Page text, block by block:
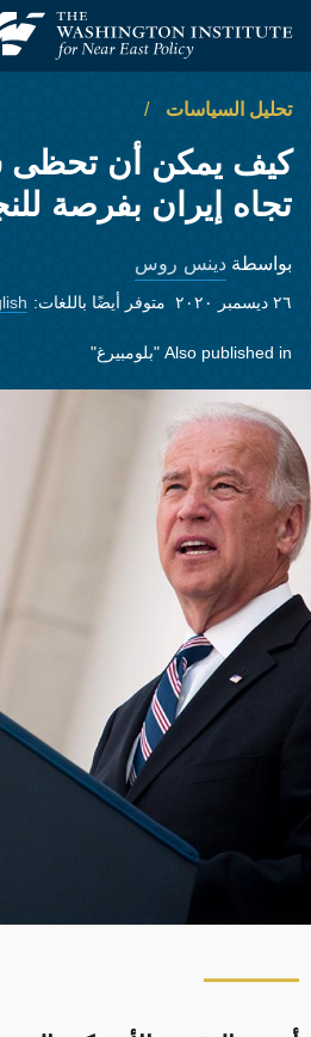
معهد واشنطن لسياسات الشرق الأدنى
تحليل السياسات
كيف يمكن أن تحظى
تجاه إيران بفرصة
بواسطة دينس روس
٢٦ ديسمبر ٢٠٢٠ متوفر أيضًا باللغات:
Also published in "بلومبيرغ"